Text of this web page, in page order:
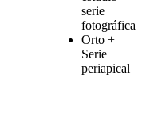
serie
fotográfica
Orto +
Serie
periapical